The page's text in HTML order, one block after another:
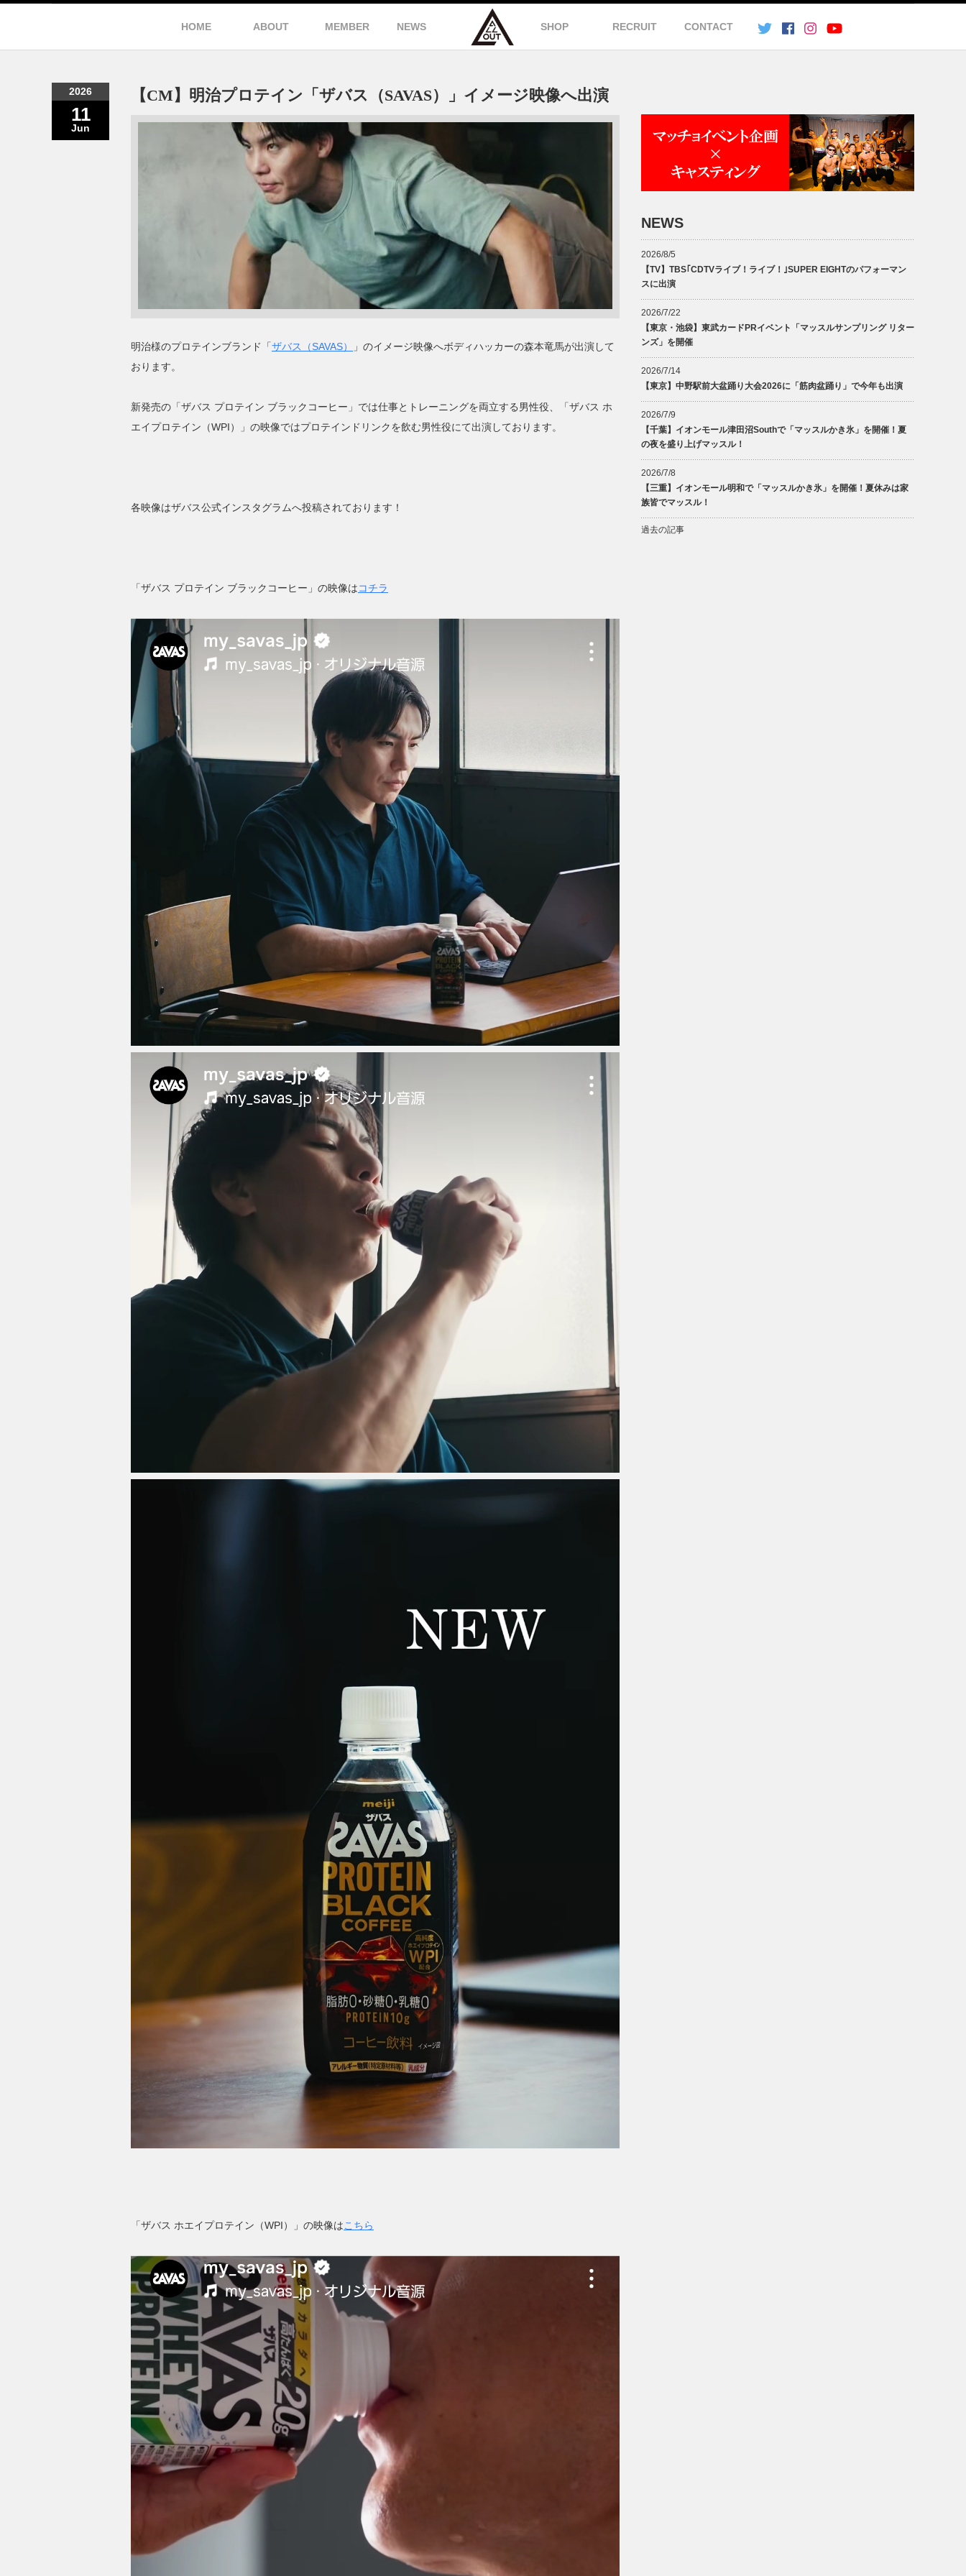
HOME ABOUT MEMBER NEWS SHOP RECRUIT CONTACT
2026
11
Jun
【CM】明治プロテイン「ザバス（SAVAS）」イメージ映像へ出演
明治様のプロテインブランド「ザバス（SAVAS）
」のイメージ映像へボディハッカーの森本竜馬が出演して
おります。
新発売の「ザバス プロテイン ブラックコーヒー」では仕事とトレーニングを両立する男性役、「ザバス ホ
エイプロテイン（WPI）」の映像ではプロテインドリンクを飲む男性役にて出演しております。
各映像はザバス公式インスタグラムへ投稿されております！
「ザバス プロテイン ブラックコーヒー」の映像はコチラ
「ザバス ホエイプロテイン（WPI）」の映像はこちら
NEWS
2026/8/5
【TV】TBS｢CDTVライブ！ライブ！｣SUPER EIGHTのパフォーマン
スに出演
2026/7/22
【東京・池袋】東武カードPRイベント「マッスルサンプリング リター
ンズ」を開催
2026/7/14
【東京】中野駅前大盆踊り大会2026に「筋肉盆踊り」で今年も出演
2026/7/9
【千葉】イオンモール津田沼Southで「マッスルかき氷」を開催！夏
の夜を盛り上げマッスル！
2026/7/8
【三重】イオンモール明和で「マッスルかき氷」を開催！夏休みは家
族皆でマッスル！
過去の記事